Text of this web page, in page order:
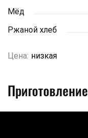
Мёд
Ржаной хлеб
Цена: низкая
Приготовление